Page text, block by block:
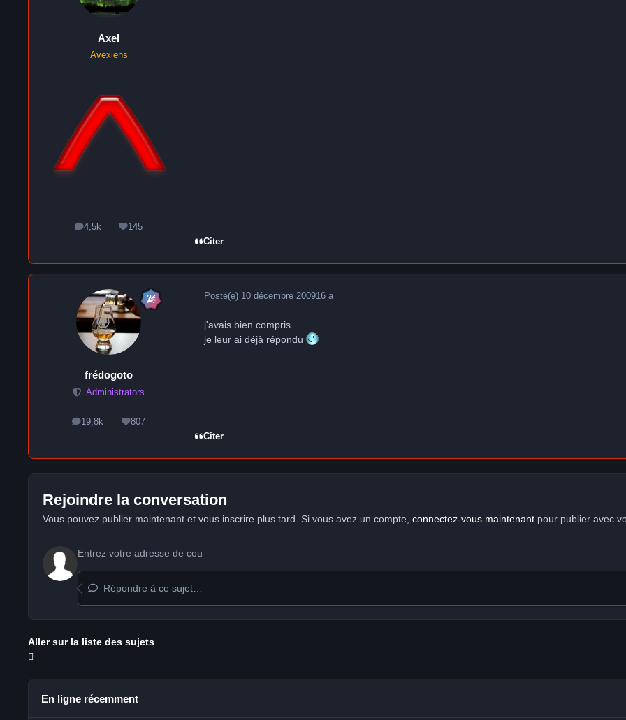
Axel
Avexiens
4,5k
messages145
Réputation
Citer
frédogoto
Administrators
19,8k
messages807
Réputation
Posté(e) 10 décembre 200916 a
j'avais bien compris...
je leur ai déjà répondu
Citer
Rejoindre la conversation
Vous pouvez publier maintenant et vous inscrire plus tard. Si vous avez un compte, connectez-vous maintenantpour publier avec
Répondre à ce sujet…
Aller sur la liste des sujets
En ligne récemment